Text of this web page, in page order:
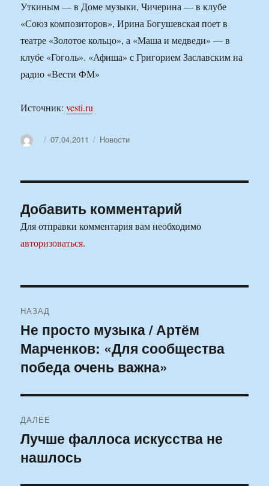
Уткиным — в Доме музыки, Чичерина — в клубе
«Союз композиторов», Ирина Богушевская поет в
театре «Золотое кольцо», а «Маша и медведи» — в
клубе «Гоголь». «Афиша» с Григорием Заславским на
радио «Вести ФМ»
Источник:vesti.ru
АвторОпубликовано
07.04.2011 Рубрики
Новости
Добавить комментарий
Для отправки комментария вам необходимо
авторизоваться.
по
записям
НАЗАД
Предыдущая
запись:
Не просто музыка / Артём
Марченков: «Для сообщества
победа очень важна»
ДАЛЕЕ
Следующая
запись:
Лучше фаллоса искусства не
нашлось